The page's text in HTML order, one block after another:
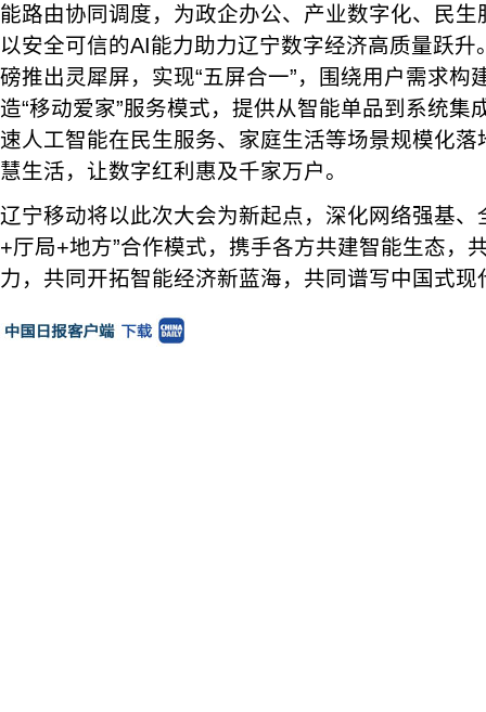
能路由协同调度，为政企办公、产业数字化、民
以安全可信的AI能力助力辽宁数字经济高质量跃升
磅推出灵犀屏，实现“五屏合一”，围绕用户需求构
造“移动爱家”服务模式，提供从智能单品到系统集
速人工智能在民生服务、家庭生活等场景规模化
慧生活，让数字红利惠及千家万户。
辽宁移动将以此次大会为新起点，深化网络强基、
+厅局+地方”合作模式，携手各方共建智能生态，
力，共同开拓智能经济新蓝海，共同谱写中国式